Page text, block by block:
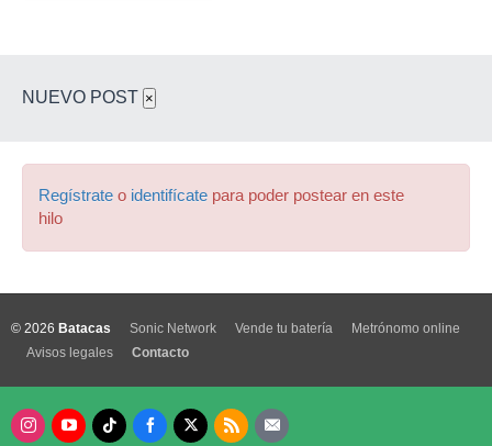
NUEVO POST ×
Regístrate o identifícate para poder postear en este
hilo
© 2026 Batacas Sonic Network Vende tu batería
Metrónomo online
Avisos legales
Contacto